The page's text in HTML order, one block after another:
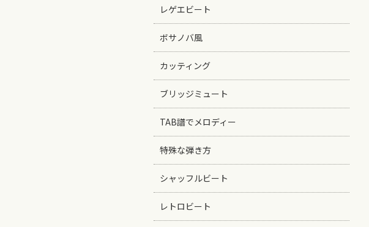
レゲエビート
ボサノバ風
カッティング
ブリッジミュート
TAB譜でメロディー
特殊な弾き方
シャッフルビート
レトロビート